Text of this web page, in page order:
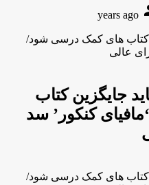
کتاب های کمک درسی شود/
عالی
جایگزین کتاب
کنکور’ سد
کتاب های کمک درسی شود/